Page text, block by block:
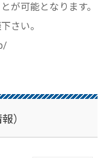
が可能となります。
さい。
）